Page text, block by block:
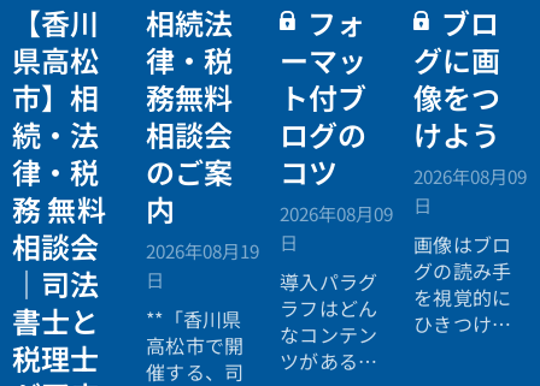
【香川
県高松
市】相
続・法
律・税
務 無料
相談会
｜司法
書士と
税理士
相続法
律・税
務無料
相談会
のご案
内
2026年08月19
日
**「香川県
高松市で開
催する、司
フォ
ーマッ
ト付ブ
ログの
コツ
2026年08月09
日
導入パラグ
ラフはどん
なコンテン
ツがあるの
ブロ
グに画
像をつ
けよう
2026年08月09
日
画像はブロ
グの読み手
を視覚的に
ひきつける